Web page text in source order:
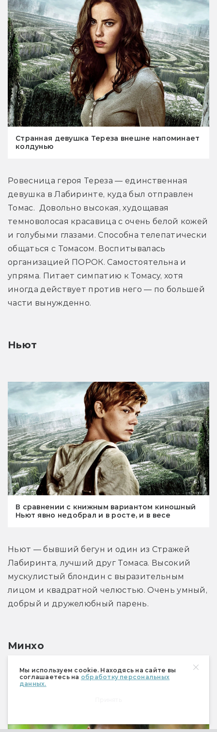
Мы используем cookie. Находясь на сайте вы
соглашаетесь на обработку персональных
данных.
Странная девушка Тереза внешне напоминает
колдунью
Ровесница героя Тереза — единственная
девушка в Лабиринте, куда был отправлен
Томас.  Довольно высокая, худощавая
темноволосая красавица с очень белой кожей
и голубыми глазами. Способна телепатически
общаться с Томасом. Воспитывалась
организацией ПОРОК. Самостоятельна и
упряма. Питает симпатию к Томасу, хотя
иногда действует против него — по большей
части вынужденно.
Ньют
В сравнении с книжным вариантом киношный
Ньют явно недобрал и в росте, и в весе
Ньют — бывший бегун и один из Стражей
Лабиринта, лучший друг Томаса. Высокий
мускулистый блондин с выразительным
лицом и квадратной челюстью. Очень умный,
добрый и дружелюбный парень.
Минхо